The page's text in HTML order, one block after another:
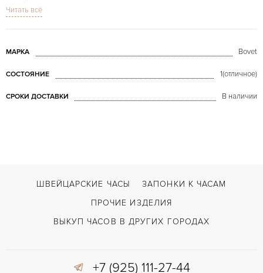
Длина: 120x65mm.
На фото представлено конкретно продаваемое изделие.
Читать всё
МАРКА Bovet
СОСТОЯНИЕ 1(отличное)
СРОКИ ДОСТАВКИ В наличии
ШВЕЙЦАРСКИЕ ЧАСЫ
ЗАПОНКИ К ЧАСАМ
ПРОЧИЕ ИЗДЕЛИЯ
ВЫКУП ЧАСОВ В ДРУГИХ ГОРОДАХ
+7 (925) 111-27-44